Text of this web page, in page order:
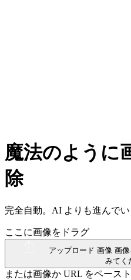
魔法のように
除
完全自動。AI よりも進んで
ここに画像をドラグ
アップロード 画像 画
みてく
または画像か URL をペースト